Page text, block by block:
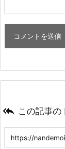
 この記事の